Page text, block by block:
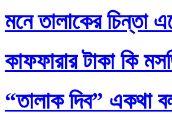
মনে তালাকের চিন্তা
কাফফারার টাকা কি
“তালাক দিব” একথা